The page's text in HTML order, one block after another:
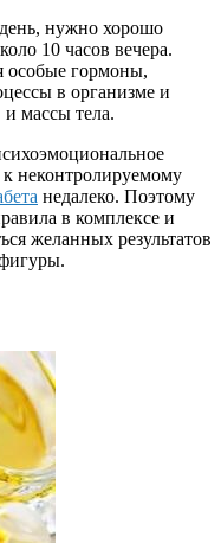
нужно хорошо
10 часов вечера.
особые гормоны,
в организме и
массы тела.
к неконтролируемому
недалеко. Поэтому
в комплексе и
желанных результатов